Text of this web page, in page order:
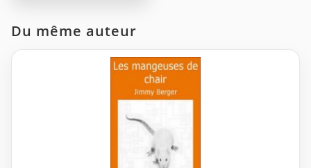
Du même auteur